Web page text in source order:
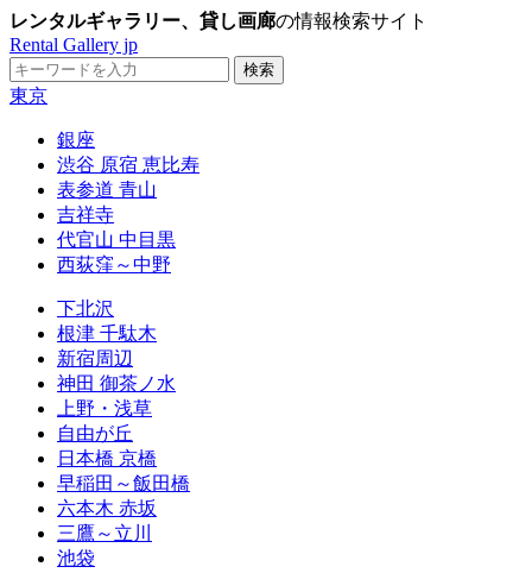
レンタルギャラリー、貸し画廊の情報検索サイト
Rental Gallery jp
東京
銀座
渋谷 原宿 恵比寿
表参道 青山
吉祥寺
代官山 中目黒
西荻窪～中野
下北沢
根津 千駄木
新宿周辺
神田 御茶ノ水
上野・浅草
自由が丘
日本橋 京橋
早稲田～飯田橋
六本木 赤坂
三鷹～立川
池袋